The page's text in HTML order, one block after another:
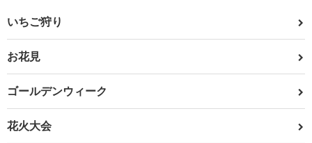
いちご狩り
お花見
ゴールデンウィーク
花火大会